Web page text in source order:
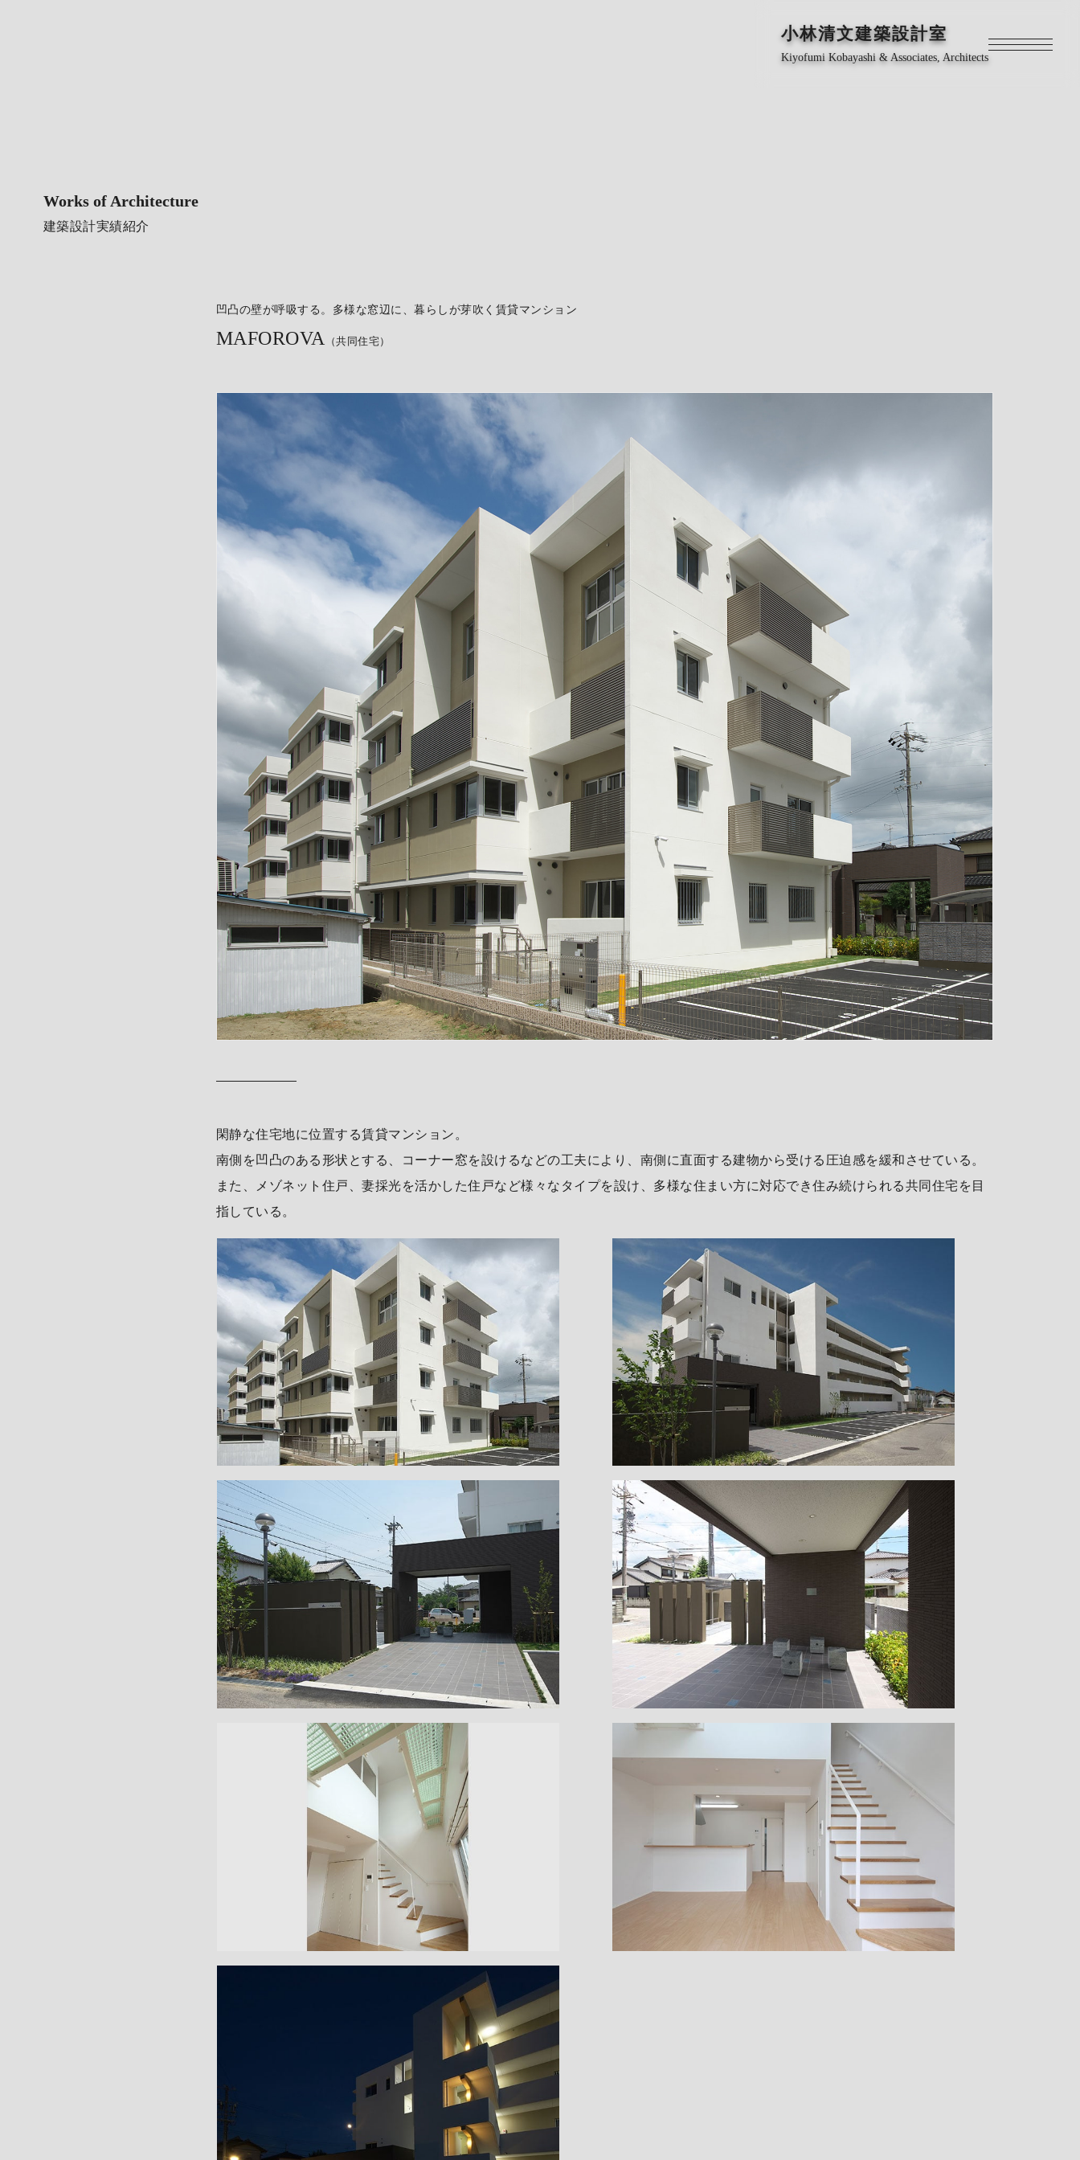
小林清文建築設計室
Kiyofumi Kobayashi & Associates, Architects
Works of Architecture
建築設計実績紹介
凹凸の壁が呼吸する。多様な窓辺に、暮らしが芽吹く賃貸マンション
MAFOROVA （共同住宅）
閑静な住宅地に位置する賃貸マンション。
南側を凹凸のある形状とする、コーナー窓を設けるなどの工夫により、南側に直面する建物から受ける圧迫感を緩和させている。
また、メゾネット住戸、妻採光を活かした住戸など様々なタイプを設け、多様な住まい方に対応でき住み続けられる共同住宅を目
指している。